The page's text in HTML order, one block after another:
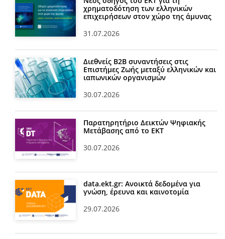
χρηματοδότηση των ελληνικών
επιχειρήσεων στον χώρο της άμυνας
31.07.2026
Διεθνείς Β2Β συναντήσεις στις
Επιστήμες Ζωής μεταξύ ελληνικών και
ιαπωνικών οργανισμών
30.07.2026
Παρατηρητήριο Δεικτών Ψηφιακής
Μετάβασης από το ΕΚΤ
30.07.2026
data.ekt.gr: Ανοικτά δεδομένα για
γνώση, έρευνα και καινοτομία
29.07.2026